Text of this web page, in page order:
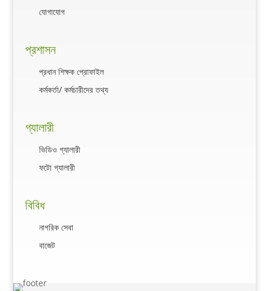
যোগাযোগ
প্রশাসন
প্রধান শিক্ষক প্রোফাইল
কর্মকর্তা/ কর্মচারীদের তথ্য
গ্যালারী
ভিডিও গ্যালারী
ফটো গ্যালারী
বিবিধ
নাগরিক সেবা
বাজেট